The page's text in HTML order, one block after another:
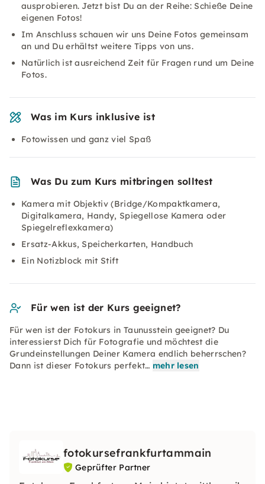
ausprobieren. Jetzt bist Du an der Reihe: Schieße Deine
eigenen Fotos!
Im Anschluss schauen wir uns Deine Fotos gemeinsam
an und Du erhältst weitere Tipps von uns.
Natürlich ist ausreichend Zeit für Fragen rund um Deine
Fotos.
Was im Kurs inklusive ist
Fotowissen und ganz viel Spaß
Was Du zum Kurs mitbringen solltest
Kamera mit Objektiv (Bridge/Kompaktkamera,
Digitalkamera, Handy, Spiegellose Kamera oder
Spiegelreflexkamera)
Ersatz-Akkus, Speicherkarten, Handbuch
Ein Notizblock mit Stift
Für wen ist der Kurs geeignet?
Für wen ist der Fotokurs in Taunusstein geeignet? Du
interessierst Dich für Fotografie und möchtest die
Grundeinstellungen Deiner Kamera endlich beherrschen?
Dann ist dieser Fotokurs perfekt… mehr lesen
fotokursefrankfurtammain
Geprüfter Partner